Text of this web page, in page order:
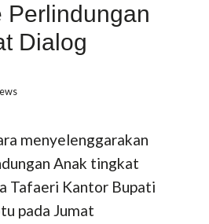
Perlindungan
Dialog
menyelenggarakan
Anak tingkat
Tafaeri Kantor Bupati
pada Jumat